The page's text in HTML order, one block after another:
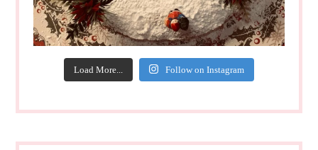
Load More... Follow on Instagram